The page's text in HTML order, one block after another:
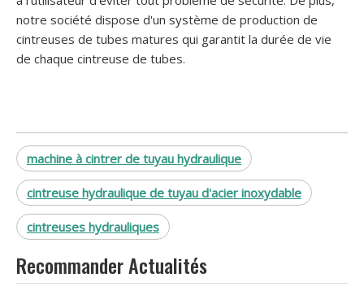
notre société dispose d'un système de production de
cintreuses de tubes matures qui garantit la durée de vie
de chaque cintreuse de tubes.
machine à cintrer de tuyau hydraulique
cintreuse hydraulique de tuyau d'acier inoxydable
cintreuses hydrauliques
Recommander Actualités